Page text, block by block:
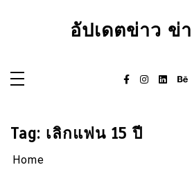
อัปเดตข่าว ข่
Tag: เลิกแฟน 15 ปี
Home